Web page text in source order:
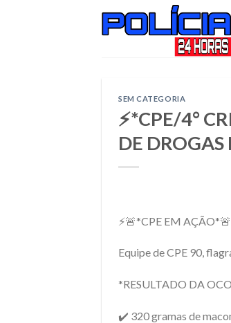
SEM CATEGORIA
⚡*CPE/4°
DE DROGAS
⚡🚨*CPE EM
Equipe de CPE 90,
*RESULTADO DA
✔️ 320 gramas de